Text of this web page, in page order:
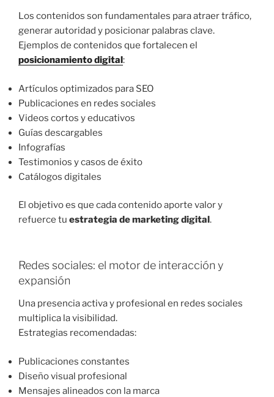
Los contenidos son fundamentales para atraer tráfico,
generar autoridad y posicionar palabras clave.
Ejemplos de contenidos que fortalecen el
posicionamiento digital:
Artículos optimizados para SEO
Publicaciones en redes sociales
Videos cortos y educativos
Guías descargables
Infografías
Testimonios y casos de éxito
Catálogos digitales
El objetivo es que cada contenido aporte valor y
refuerce tu estrategia de marketing digital.
Redes sociales: el motor de interacción y
expansión
Una presencia activa y profesional en redes sociales
multiplica la visibilidad.
Estrategias recomendadas:
Publicaciones constantes
Diseño visual profesional
Mensajes alineados con la marca